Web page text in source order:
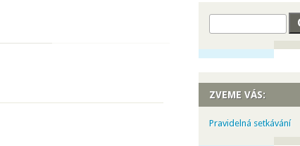
Hledat
ZVEME VÁS:
Pravidelná setkávání